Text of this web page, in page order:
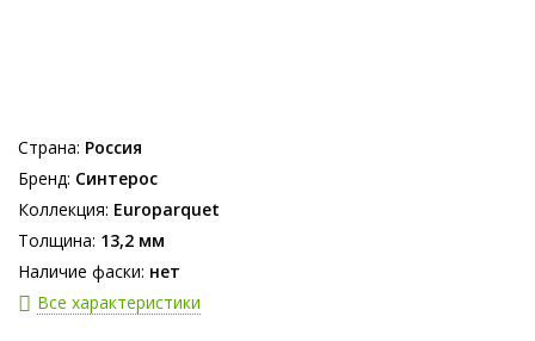
Страна: Россия
Бренд: Синтерос
Коллекция: Europarquet
Толщина: 13,2 мм
Наличие фаски: нет
Все характеристики